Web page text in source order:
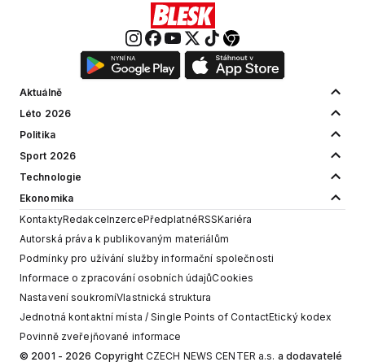
Aktuálně
Léto 2026
Politika
Sport 2026
Technologie
Ekonomika
KontaktyRedakceInzercePředplatnéRSSKariéra
Autorská práva k publikovaným materiálům
Podmínky pro užívání služby informační společnosti
Informace o zpracování osobních údajůCookies
Nastavení soukromíVlastnická struktura
Jednotná kontaktní místa / Single Points of ContactEtický kodex
Povinně zveřejňované informace
© 2001 - 2026 Copyright CZECH NEWS CENTER a.s. a dodavatelé